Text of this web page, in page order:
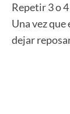
Repetir 3 o 4
Una vez
dejar